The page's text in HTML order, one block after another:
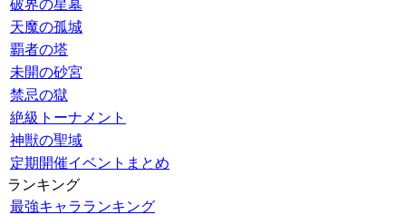
破界の星墓
天魔の孤城
覇者の塔
未開の砂宮
禁忌の獄
絶級トーナメント
神獣の聖域
定期開催イベントまとめ
ランキング
最強キャラランキング